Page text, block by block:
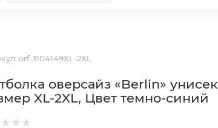
orf-3104149XL-2XL
оверсайз «Berlin»
XL-2XL, Цвет темно-синий